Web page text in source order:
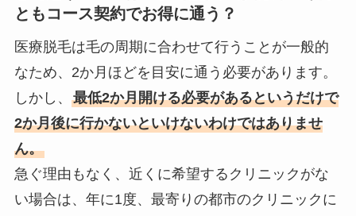
ともコース契約でお得に通う？
医療脱毛は毛の周期に合わせて行うことが一般的
なため、2か月ほどを目安に通う必要があります。
しかし、 最低2か月開ける必要があるというだけで
2か月後に行かないといけないわけではありませ
ん。
急ぐ理由もなく、近くに希望するクリニックがな
い場合は、年に1度、最寄りの都市のクリニックに